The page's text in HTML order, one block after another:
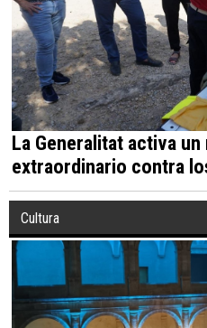
La Generalitat activa
extraordinario contra
Cultura